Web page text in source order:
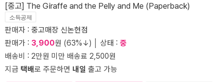
[중고] The Giraffe and the Pelly and Me (Paperback)
소득공제
판매자 : 중고매장 신논현점
판매가 : 3,900원 (63%↓) │ 상태 : 중
배송비 : 2만원 미만 배송료 2,500원
지금 택배로 주문하면 내일 출고 가능